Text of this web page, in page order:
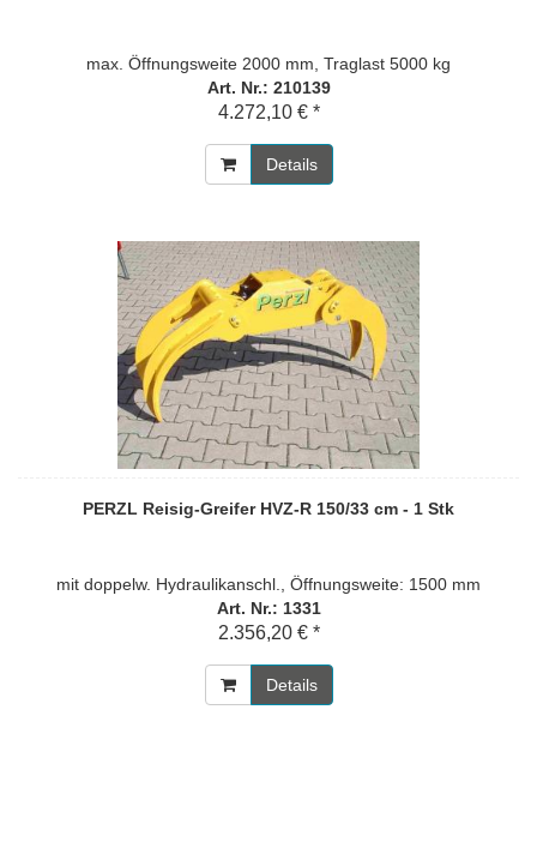
max. Öffnungsweite 2000 mm, Traglast 5000 kg
Art. Nr.: 210139
4.272,10 € *
Details
PERZL Reisig-Greifer HVZ-R 150/33 cm - 1 Stk
mit doppelw. Hydraulikanschl., Öffnungsweite: 1500 mm
Art. Nr.: 1331
2.356,20 € *
Details